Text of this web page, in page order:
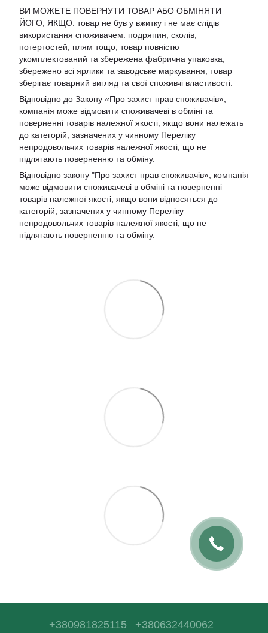
ВИ МОЖЕТЕ ПОВЕРНУТИ ТОВАР АБО ОБМІНЯТИ
ЙОГО, ЯКЩО: товар не був у вжитку і не має слідів
використання споживачем: подряпин, сколів,
потертостей, плям тощо; товар повністю
укомплектований та збережена фабрична упаковка;
збережено всі ярлики та заводське маркування; товар
зберігає товарний вигляд та свої споживчі властивості.
Відповідно до Закону «Про захист прав споживачів»,
компанія може відмовити споживачеві в обміні та
поверненні товарів належної якості, якщо вони належать
до категорій, зазначених у чинному Переліку
непродовольчих товарів належної якості, що не
підлягають поверненню та обміну.
Відповідно закону "Про захист прав споживачів» , компанія
може відмовити споживачеві в обміні та поверненні
товарів належної якості, якщо вони відносяться до
категорій, зазначених у чинному Переліку
непродовольчих товарів належної якості, що не
підлягають поверненню та обміну.
+380981825115 +380632440062